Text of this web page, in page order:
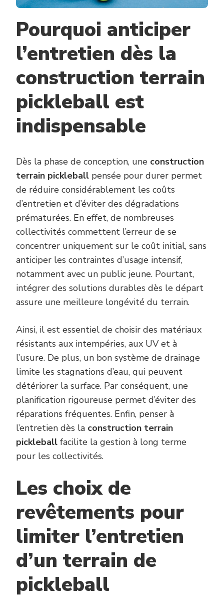
Pourquoi anticiper
l’entretien dès la
construction terrain
pickleball est
indispensable
Dès la phase de conception, une construction
terrain pickleball pensée pour durer permet
de réduire considérablement les coûts
d’entretien et d’éviter des dégradations
prématurées. En effet, de nombreuses
collectivités commettent l’erreur de se
concentrer uniquement sur le coût initial, sans
anticiper les contraintes d’usage intensif,
notamment avec un public jeune. Pourtant,
intégrer des solutions durables dès le départ
assure une meilleure longévité du terrain.
Ainsi, il est essentiel de choisir des matériaux
résistants aux intempéries, aux UV et à
l’usure. De plus, un bon système de drainage
limite les stagnations d’eau, qui peuvent
détériorer la surface. Par conséquent, une
planification rigoureuse permet d’éviter des
réparations fréquentes. Enfin, penser à
l’entretien dès la construction terrain
pickleball facilite la gestion à long terme
pour les collectivités.
Les choix de
revêtements pour
limiter l’entretien
d’un terrain de
pickleball